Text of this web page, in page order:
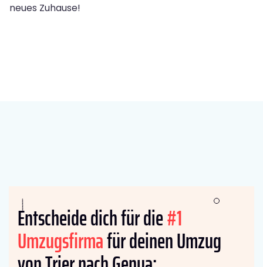
neues Zuhause!
Entscheide dich für die#1
Umzugsfirmafür deinen Umzug